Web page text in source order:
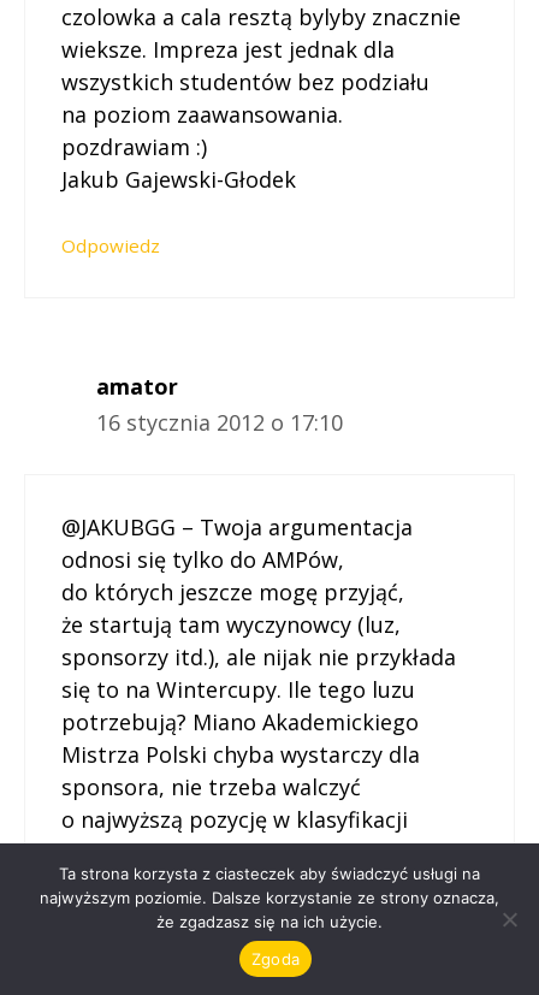
czolowka a cala resztą bylyby znacznie
wieksze. Impreza jest jednak dla
wszystkich studentów bez podziału
na poziom zaawansowania.
pozdrawiam :)
Jakub Gajewski-Głodek
Odpowiedz
amator
16 stycznia 2012 o 17:10
@JAKUBGG – Twoja argumentacja
odnosi się tylko do AMPów,
do których jeszcze mogę przyjąć,
że startują tam wyczynowcy (luz,
sponsorzy itd.), ale nijak nie przykłada
się to na Wintercupy. Ile tego luzu
potrzebują? Miano Akademickiego
Mistrza Polski chyba wystarczy dla
sponsora, nie trzeba walczyć
o najwyższą pozycję w klasyfikacji
generalnej Wintercup. Skoro zawodnicy
FIS planują sezon startowy
z uwzględnieniem wszystkich
Wintercupów, to przepraszam bardzo,
ale jednak chyba bardziej im zależy
Ta strona korzysta z ciasteczek aby świadczyć usługi na
najwyższym poziomie. Dalsze korzystanie ze strony oznacza,
że zgadzasz się na ich użycie.
Zgoda